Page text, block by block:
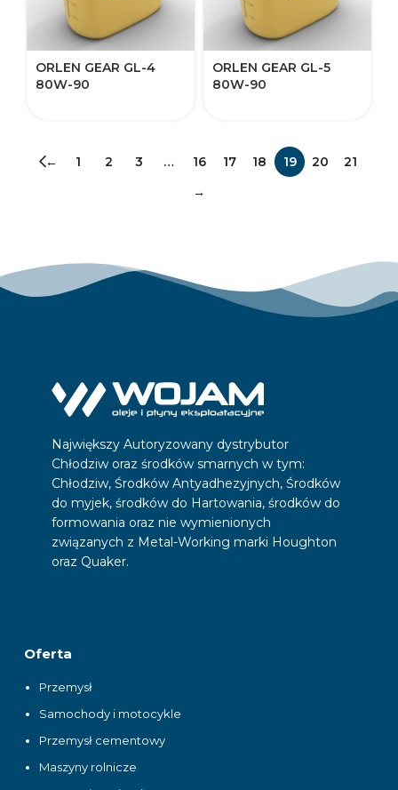
ORLEN GEAR GL-4
80W-90​
ORLEN GEAR GL-5
80W-90
← 1 2 3 … 16 17 18 19 20
21
→
Największy Autoryzowany dystrybutor
Chłodziw oraz środków smarnych w tym:
Chłodziw, Środków Antyadhezyjnych, Środków
do myjek, środków do Hartowania, środków do
formowania oraz nie wymienionych
związanych z Metal-Working marki Houghton
oraz Quaker.
Oferta
Przemysł
Samochody i motocykle
Przemysł cementowy
Maszyny rolnicze